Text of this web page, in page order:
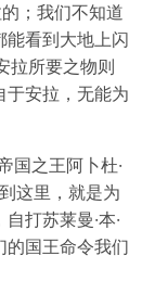
；我们不知道
能看到大地上闪
拉所要之物则
于安拉，无能为
国之王阿卜杜·
这里，就是为
打苏莱曼·本·
的国王命令我们